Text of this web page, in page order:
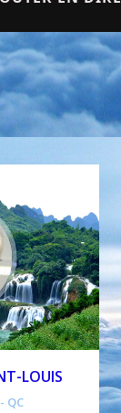
LOUIS
QC